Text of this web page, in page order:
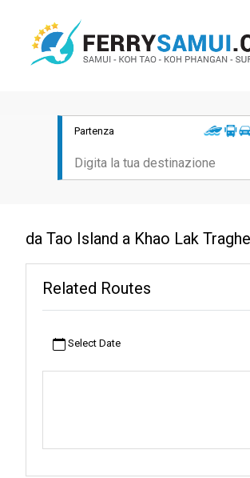
Partenza
da Tao Island a Khao Lak
Related Routes
Select Date